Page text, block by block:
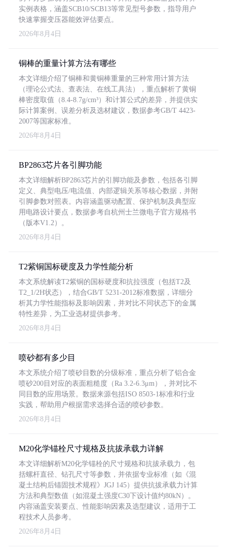
实例表格，涵盖SCB10/SCB13等常见型号参数，指导用户
快速掌握变压器能效评估要点。
2026年8月4日
铜棒的重量计算方法有哪些
本文详细介绍了铜棒和黄铜棒重量的三种常用计算方法
（理论公式法、查表法、在线工具法），重点解析了黄铜
棒密度取值（8.4-8.7g/cm³）和计算公式的差异，并提供实
际计算案例、误差分析及选材建议，数据参考GB/T 4423-
2007等国家标准。
2026年8月4日
BP2863芯片各引脚功能
本文详细解析BP2863芯片的引脚功能及参数，包括各引脚
定义、典型电压/电流值、内部逻辑关系等核心数据，并附
引脚参数对照表。内容涵盖驱动配置、保护机制及典型应
用电路设计要点，数据参考自杭州士兰微电子官方规格书
（版本V1.2）。
2026年8月4日
T2紫铜国标硬度及力学性能分析
本文系统解读T2紫铜的国标硬度和抗拉强度（包括T2及
T2_1/2H状态），结合GB/T 5231-2012标准数据，详细分
析其力学性能指标及影响因素，并对比不同状态下的金属
特性差异，为工业选材提供参考。
2026年8月4日
喷砂都有多少目
本文系统介绍了喷砂目数的分级标准，重点分析了铝合金
喷砂200目对应的表面粗糙度（Ra 3.2-6.3μm），并对比不
同目数的应用场景。数据来源包括ISO 8503-1标准和行业
实践，帮助用户根据需求选择合适的喷砂参数。
2026年8月4日
M20化学锚栓尺寸规格及抗拔承载力详解
本文详细解析M20化学锚栓的尺寸规格和抗拔承载力，包
括螺杆直径、钻孔尺寸等参数，并依据专业标准（如《混
凝土结构后锚固技术规程》JGJ 145）提供抗拔承载力计算
方法和典型数值（如混凝土强度C30下设计值约80kN）。
内容涵盖安装要点、性能影响因素及选型建议，适用于工
程技术人员参考。
2026年8月4日